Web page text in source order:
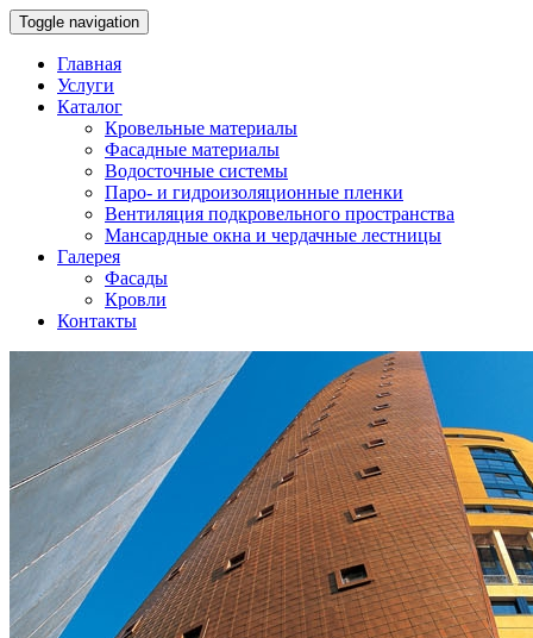
Toggle navigation
Главная
Услуги
Каталог
Кровельные материалы
Фасадные материалы
Водосточные системы
Паро- и гидроизоляционные пленки
Вентиляция подкровельного пространства
Мансардные окна и чердачные лестницы
Галерея
Фасады
Кровли
Контакты